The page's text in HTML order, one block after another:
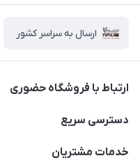
ارسال به سراسر کشور
ارتباط با فروشگاه حضوری
02188874370 - 02188874371
دسترسی سریع
صـفـحـه اصـلـی
خدمات مشتریان